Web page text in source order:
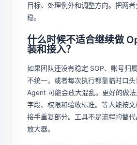
目标、处理例外和调整方向。把两
稳。
什么时候不适合继续做
装和接入？
如果团队还没有稳定 SOP、账号归
不统一，或者每次执行都靠临时口
Agent 可能会放大混乱。更好的做法
字段、权限和验收标准。等人能按
接手重复部分。工具不是流程的替
放大器。